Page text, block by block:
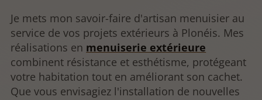
Je mets mon savoir-faire d'artisan menuisier au
service de vos projets extérieurs à Plonéis. Mes
réalisations en menuiserie extérieure
combinent résistance et esthétisme, protégeant
votre habitation tout en améliorant son cachet.
Que vous envisagiez l'installation de nouvelles